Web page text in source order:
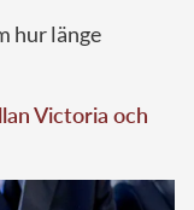
hur länge
Victoria och